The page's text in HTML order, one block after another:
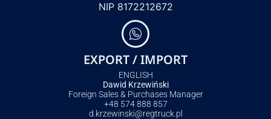
NIP 8172212672
EXPORT / IMPORT
ENGLISH
Dawid Krzewiński
Foreign Sales & Purchases Manager
+48 574 888 857
d.krzewinski@regtruck.pl